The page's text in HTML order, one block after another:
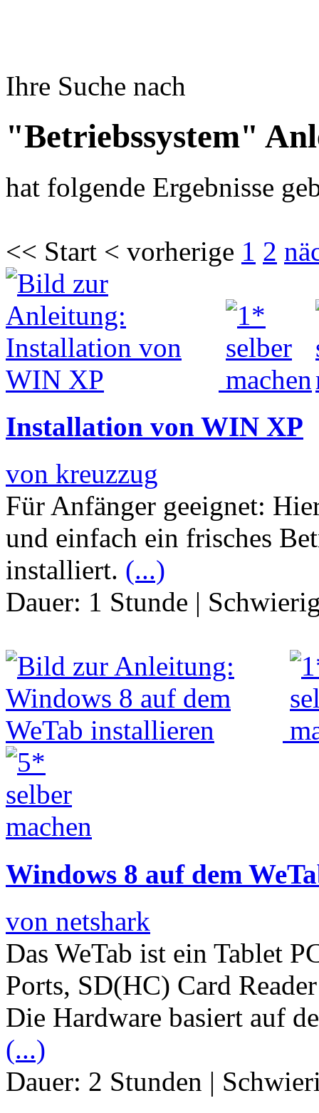
Ihre Suche nach
"Betriebssystem"
hat folgende Ergebnisse
<< Start < vorherige 1 2
Installation von WIN XP
von kreuzzug
Für Anfänger geeignet:
und einfach ein frisches
installiert. (...)
Dauer: 1 Stunde |
Windows 8 auf dem
von netshark
Das WeTab ist ein Tablet
Ports, SD(HC) Card
Die Hardware basiert auf
(...)
Dauer: 2 Stunden |